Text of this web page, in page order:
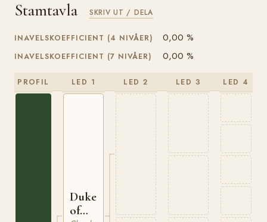
Stamtavla SKRIV UT / DELA
INAVELSKOEFFICIENT (4 NIVÅER) 0,00 %
INAVELSKOEFFICIENT (7 NIVÅER) 0,00 %
PROFIL LED 1
Duke
of
LED 2 LED 3 LED 4